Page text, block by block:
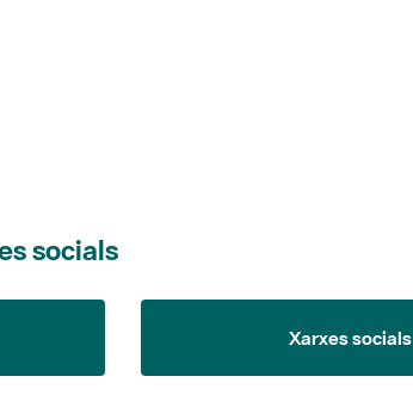
socials
Xarxes socials